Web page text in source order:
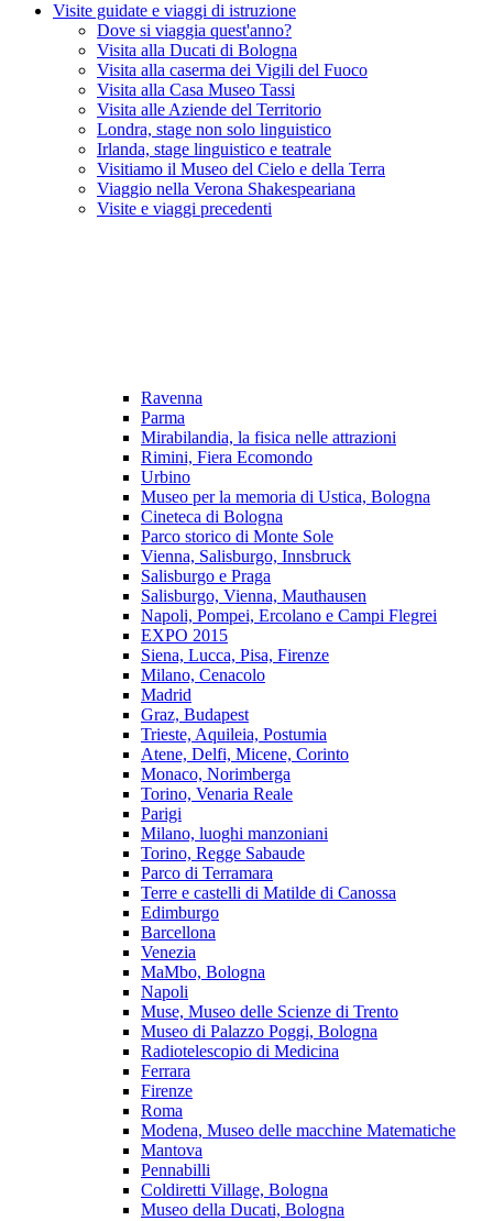
Visite guidate e viaggi di istruzione
Dove si viaggia quest'anno?
Visita alla Ducati di Bologna
Visita alla caserma dei Vigili del Fuoco
Visita alla Casa Museo Tassi
Visita alle Aziende del Territorio
Londra, stage non solo linguistico
Irlanda, stage linguistico e teatrale
Visitiamo il Museo del Cielo e della Terra
Viaggio nella Verona Shakespeariana
Visite e viaggi precedenti
Ravenna
Parma
Mirabilandia, la fisica nelle attrazioni
Rimini, Fiera Ecomondo
Urbino
Museo per la memoria di Ustica, Bologna
Cineteca di Bologna
Parco storico di Monte Sole
Vienna, Salisburgo, Innsbruck
Salisburgo e Praga
Salisburgo, Vienna, Mauthausen
Napoli, Pompei, Ercolano e Campi Flegrei
EXPO 2015
Siena, Lucca, Pisa, Firenze
Milano, Cenacolo
Madrid
Graz, Budapest
Trieste, Aquileia, Postumia
Atene, Delfi, Micene, Corinto
Monaco, Norimberga
Torino, Venaria Reale
Parigi
Milano, luoghi manzoniani
Torino, Regge Sabaude
Parco di Terramara
Terre e castelli di Matilde di Canossa
Edimburgo
Barcellona
Venezia
MaMbo, Bologna
Napoli
Muse, Museo delle Scienze di Trento
Museo di Palazzo Poggi, Bologna
Radiotelescopio di Medicina
Ferrara
Firenze
Roma
Modena, Museo delle macchine Matematiche
Mantova
Pennabilli
Coldiretti Village, Bologna
Museo della Ducati, Bologna